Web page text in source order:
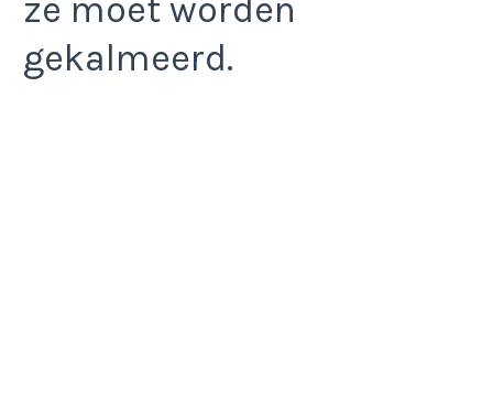
ze moet worden
gekalmeerd.